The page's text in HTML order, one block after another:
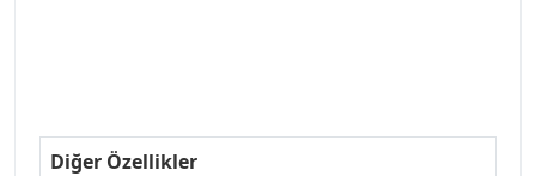
Diğer Özellikler